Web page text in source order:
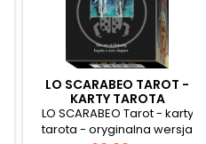
LO SCARABEO TAROT -
KARTY TAROTA
LO SCARABEO Tarot - karty
tarota - oryginalna wersja